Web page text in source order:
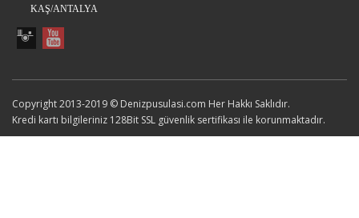
KAŞ/ANTALYA
Copyright 2013-2019 © Denizpusulasi.com Her Hakkı Saklıdır.
Kredi kartı bilgileriniz 128Bit SSL güvenlik sertifikası ile korunmaktadır.